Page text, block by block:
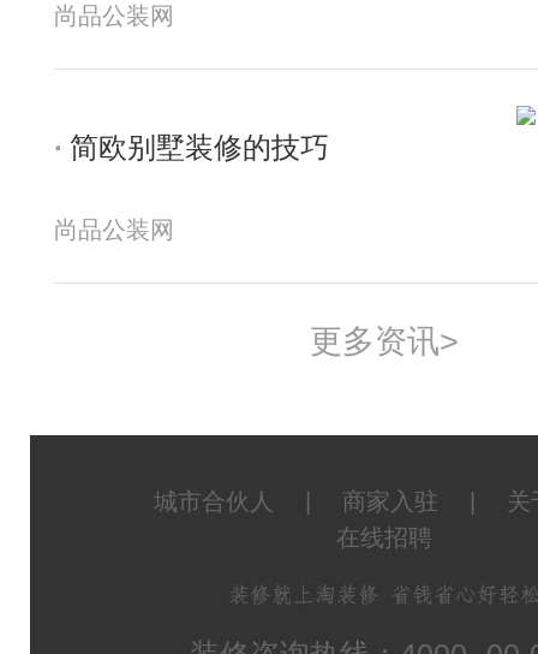
尚品公装网
简欧别墅装修的技巧
尚品公装网
更多资讯>
城市合伙人 商家入驻
关
在线招聘